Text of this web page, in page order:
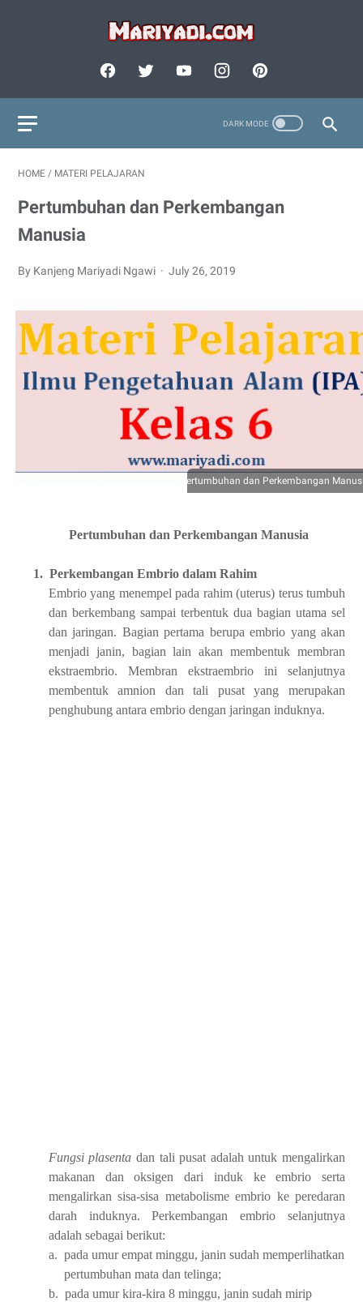
HOME / MATERI PELAJARAN
Pertumbuhan dan Perkembangan
Manusia
By Kanjeng Mariyadi Ngawi July 26, 2019
Pertumbuhan dan Perkembangan
Pertumbuhan dan Perkembangan Manusia
1. Perkembangan Embrio dalam Rahim
Embrio yang menempel pada rahim (uterus) terus tumbuh
dan berkembang sampai terbentuk dua bagian utama sel
dan jaringan. Bagian pertama berupa embrio yang akan
menjadi janin, bagian lain akan membentuk membran
ekstraembrio. Membran ekstraembrio ini selanjutnya
membentuk amnion dan tali pusat yang merupakan
penghubung antara embrio dengan jaringan induknya.
Fungsi plasenta dan tali pusat adalah untuk mengalirkan
makanan dan oksigen dari induk ke embrio serta
mengalirkan sisa-sisa metabolisme embrio ke peredaran
darah induknya. Perkembangan embrio selanjutnya
adalah sebagai berikut:
a. pada umur empat minggu, janin sudah memperlihatkan
pertumbuhan mata dan telinga;
b. pada umur kira-kira 8 minggu, janin sudah mirip